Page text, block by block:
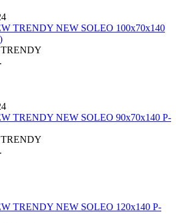
TRENDY NEW SOLEO 100x70x140
TRENDY NEW SOLEO 90x70x140 P-
TRENDY NEW SOLEO 120x140 P-